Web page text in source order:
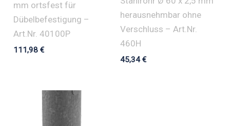
mm ortsfest für
Dübelbefestigung –
Art.Nr. 40100P
111,98€
herausnehmbar ohne
Verschluss – Art.Nr.
460H
45,34€